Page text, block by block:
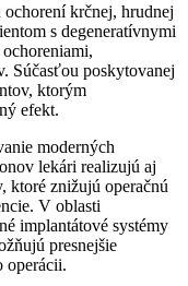
krčnej, hrudnej
s degeneratívnymi
Súčasťou poskytovanej
ktorým
efekt.
moderných
lekári realizujú aj
ktoré znižujú operačnú
V oblasti
implantátové systémy
presnejšie
operácii.